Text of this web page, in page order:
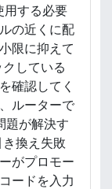
用する必要
の近くに配
限に抑えて
している
確認してく
ルーターで
題が解決す
換え失敗
がプロモー
ードを入力